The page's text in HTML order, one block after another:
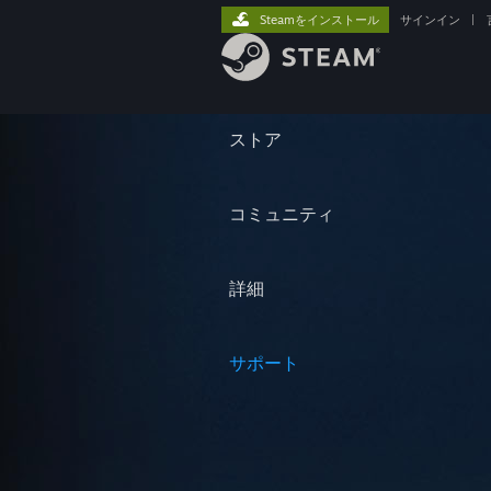
ストア
コミュニティ
詳細
サポート
Steamをインストール サインイン